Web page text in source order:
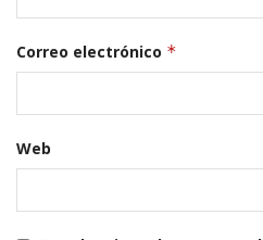
Correo electrónico *
Web